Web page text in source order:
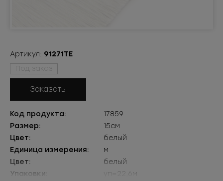
Артикул: 91271ТЕ
Под заказ
Заказать
Код продукта:
17859
Размер:
15см
Цвет:
белый
Единица измерения:
м
Цвет:
белый
Упаковки:
уп=22,6м